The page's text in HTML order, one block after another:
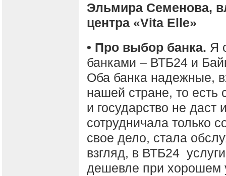
Эльмира Семенова,
центра «Vita Elle»
• Про выбор банка. Я
банками – ВТБ24 и
Оба банка надежные,
нашей стране, то есть
и государство не даст
сотрудничала только
свое дело, стала
взгляд, в ВТБ24
дешевле при хорошем